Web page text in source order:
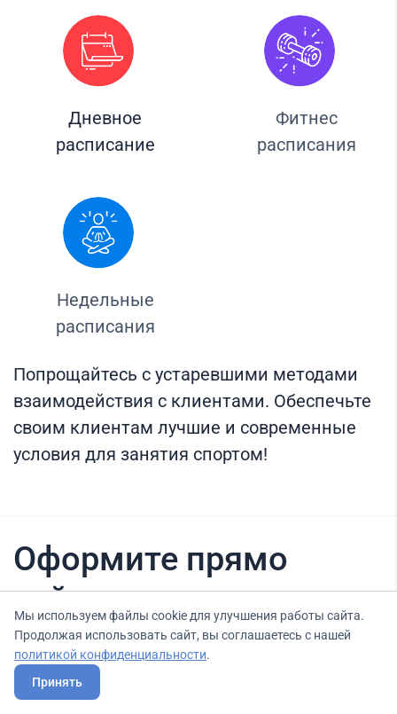
Дневное
расписание
Фитнес
расписания
Недельные
расписания
Попрощайтесь с устаревшими методами
взаимодействия с клиентами. Обеспечьте
своим клиентам лучшие и современные
условия для занятия спортом!
Оформите прямо
сейчас
Нашли вариант выгоднее? Сообщите нам
об этом, и мы подберем для Вас выгодные
Мы используем файлы cookie для улучшения работы сайта.
Продолжая использовать сайт, вы соглашаетесь с нашей
политикой конфиденциальности.
Принять